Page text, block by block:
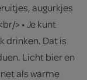
augurkjes
> • Je kunt
drinken. Dat is
Licht bier en
als warme